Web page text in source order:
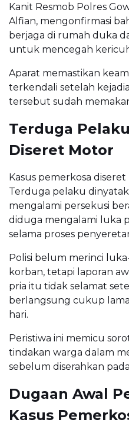
Kanit Resmob Polres
Alfian, mengonfirmasi
berjaga di rumah duka
untuk mencegah
Aparat memastikan
terkendali setelah
tersebut sudah
Terduga
Diseret Motor
Kasus pemerkosa
Terduga pelaku
mengalami persekusi
diduga mengalami luka
selama proses
Polisi belum merinci
korban, tetapi laporan
pria itu tidak selamat
berlangsung cukup
hari.
Peristiwa ini memicu
tindakan warga dalam
sebelum diserahkan
Dugaan Awal
Kasus